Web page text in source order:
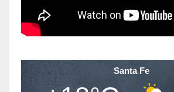
Santa Fe